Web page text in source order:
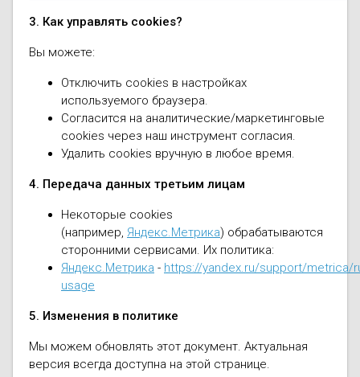
3. Как управлять cookies?
Вы можете:
Отключить cookies в настройках
используемого браузера.
Согласится на аналитические/маркетинговые
cookies через наш инструмент согласия.
Удалить cookies вручную в любое время.
4. Передача данных третьим лицам
Некоторые cookies
(например, Яндекс.Метрика) обрабатываются
сторонними сервисами. Их политика:
Яндекс.Метрика - https://yandex.ru/support/metrica/
usage
5. Изменения в политике
Мы можем обновлять этот документ. Актуальная
версия всегда доступна на этой странице.